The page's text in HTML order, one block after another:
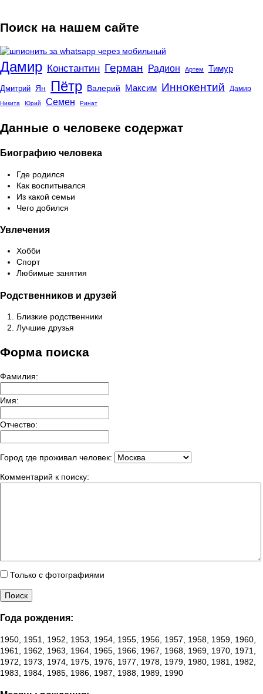
Поиск на нашем сайте
Дамир Константин Герман Радион Артем Тимур
Дмитрий Ян Пётр Валерий Максим Иннокентий Дамир
Никита Юрий Семен Ринат
Данные о человеке содержат
Биографию человека
Где родился
Как воспитывался
Из какой семьи
Чего добился
Увлечения
Хобби
Спорт
Любимые занятия
Родственников и друзей
Близкие родственники
Лучшие друзья
Форма поиска
Фамилия:
Имя:
Отчество:
Город где проживал человек:
Комментарий к поиску:
Только с фотографиями
Года рождения:
1950, 1951, 1952, 1953, 1954, 1955, 1956, 1957, 1958, 1959, 1960,
1961, 1962, 1963, 1964, 1965, 1966, 1967, 1968, 1969, 1970, 1971,
1972, 1973, 1974, 1975, 1976, 1977, 1978, 1979, 1980, 1981, 1982,
1983, 1984, 1985, 1986, 1987, 1988, 1989, 1990